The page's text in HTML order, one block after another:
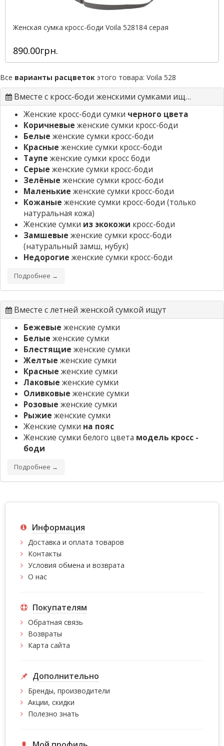
Женская сумка кросс-боди Voila 528184 серая
890.00грн.
Все варианты расцветок этого товара: Voila 528
Вместе с кросс-боди женскими сумками ищут
Женские кросс-боди сумки черного цвета
Коричневые женские сумки кросс-боди
Белые женские сумки кросс-боди
Красные женские сумки кросс-боди
Таупе женские сумки кросс боди
Серые женские сумки кросс-боди
Зелёные женские сумки кросс-боди
Маленькие женские сумки кросс-боди
Кожаные женские сумки кросс-боди (только
натуральная кожа)
Женские сумки из экокожи кросс-боди
Замшевые женские сумки кросс-боди
(натуральный замш, нубук)
Недорогие женские сумки кросс-боди
Подробнее →
Вместе с летней женской сумкой ищут
Бежевые женские сумки
Белые женские сумки
Блестящие женские сумки
Желтые женские сумки
Красные женские сумки
Лаковые женские сумки
Оливковые женские сумки
Розовые женские сумки
Рыжие женские сумки
Женские сумки на пояс
Женские сумки белого цвета модель кросс -
боди
Подробнее →
Информация
Доставка и оплата товаров
Контакты
Условия обмена и возврата
О нас
Покупателям
Обратная связь
Возвраты
Карта сайта
Дополнительно
Бренды, производители
Акции, скидки
Полезно знать